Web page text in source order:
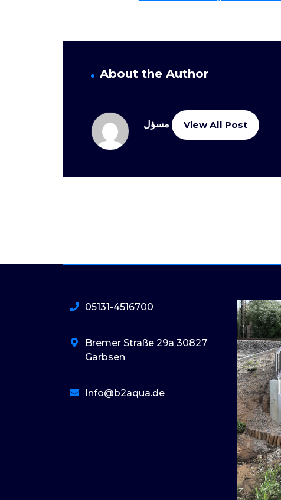
About the Author
مسؤل View All Post
05131-4516700
Bremer Straße 29a 30827
Garbsen
Info@b2aqua.de